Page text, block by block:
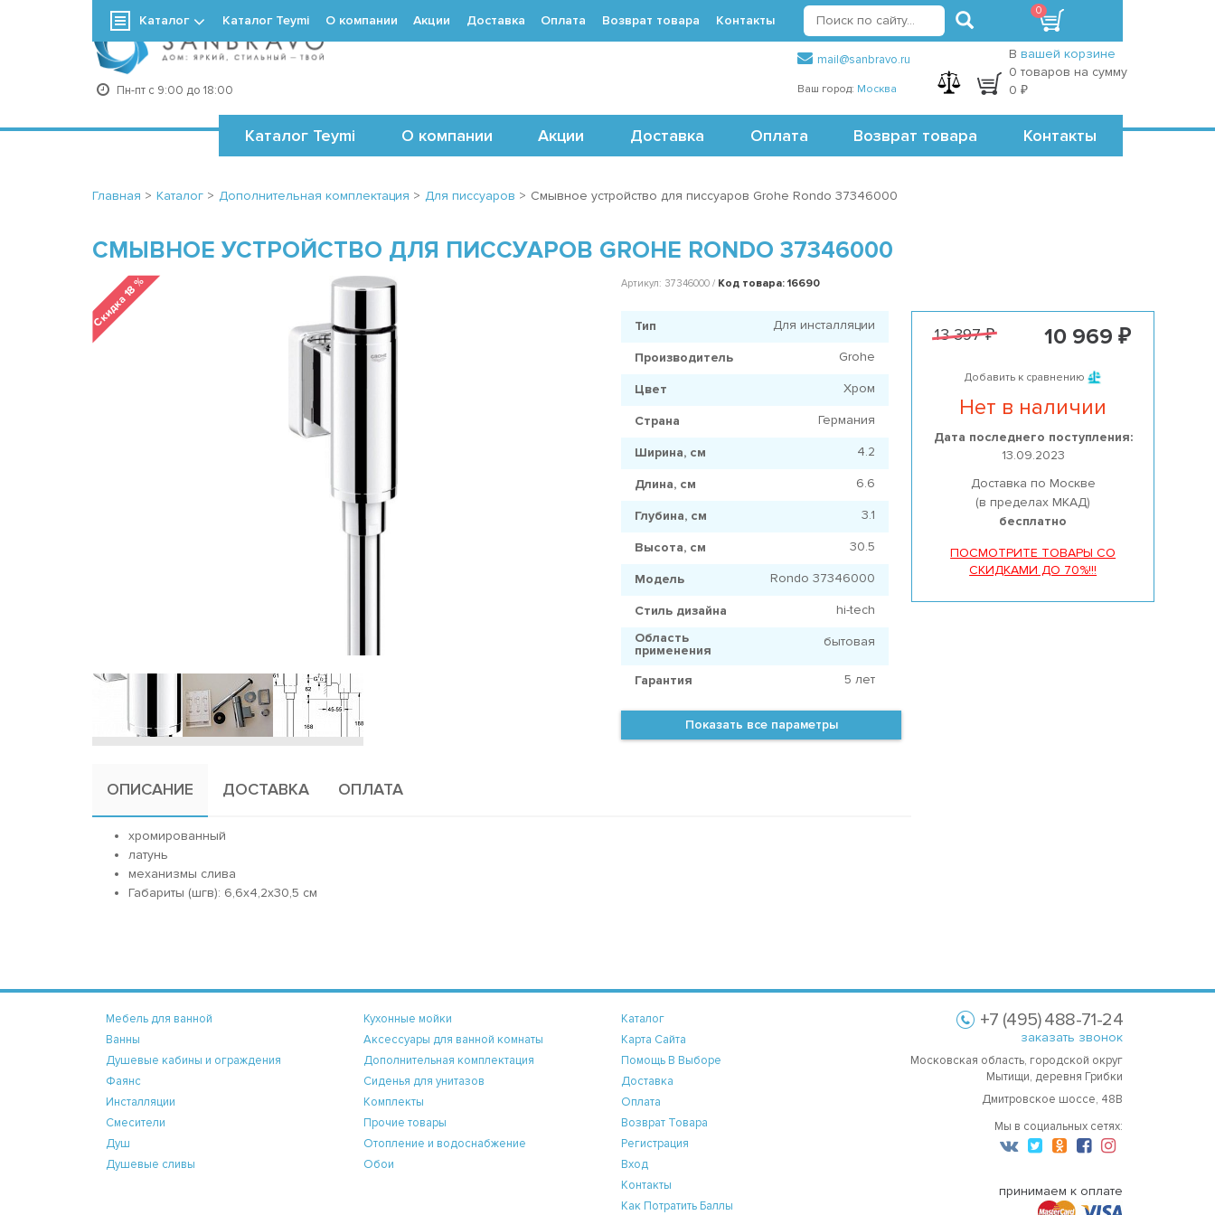
Пн-пт с 9:00 до 18:00
+7 (495) 488-71-24 Точки самовывоза
mail@sanbravo.ru
Ваш город: Москва
регистрация
В вашей корзине
0 товаров на сумму
0 ₽
Каталог Teymi О компании Акции Доставка Оплата Возврат товара Контакты
Каталог Каталог Teymi О компании Акции Доставка Оплата Возврат товара Контакты
0
Главная > Каталог > Дополнительная комплектация > Для писсуаров > Cмывное устройство для писсуаров Grohe Rondo 37346000
CМЫВНОЕ УСТРОЙСТВО ДЛЯ ПИССУАРОВ GROHE RONDO 37346000
Скидка 18 % Артикул: 37346000 / Код товара: 16690
13 397 ₽ 10 969 ₽
Добавить к сравнению
Нет в наличии
Дата последнего поступления:
13.09.2023
Доставка по Москве
(в пределах МКАД)
бесплатно
ПОСМОТРИТЕ ТОВАРЫ СО
СКИДКАМИ ДО 70%!!!
Тип Для инсталляции
Производитель Grohe
Цвет Хром
Страна Германия
Ширина, см 4.2
Длина, см 6.6
Глубина, см 3.1
Высота, см 30.5
Модель Rondo 37346000
Стиль дизайна
hi-tech
Область
применения
бытовая
Гарантия 5 лет
Показать все параметры
ОПИСАНИЕ ДОСТАВКА ОПЛАТА
хромированный
латунь
механизмы слива
Габариты (шгв): 6,6x4,2x30,5 см
Мебель для ванной
Ванны
Душевые кабины и ограждения
Фаянс
Инсталляции
Смесители
Душ
Душевые сливы
Кухонные мойки
Аксессуары для ванной комнаты
Дополнительная комплектация
Сиденья для унитазов
Комплекты
Прочие товары
Отопление и водоснабжение
Обои
Каталог
Карта Сайта
Помощь В Выборе
Доставка
Оплата
Возврат Товара
Регистрация
Вход
Контакты
Как Потратить Баллы
+7 (495) 488-71-24
заказать звонок
Московская область, городской округ
Мытищи, деревня Грибки
Дмитровское шоссе, 48В
Мы в социальных сетях:
принимаем к оплате